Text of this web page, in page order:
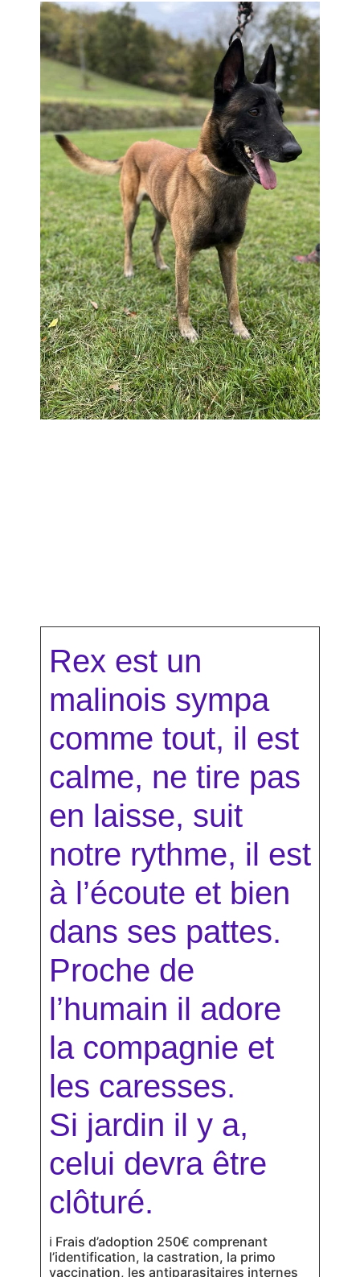
Rex est un
malinois sympa
comme tout, il est
calme, ne tire pas
en laisse, suit
notre rythme, il est
à l’écoute et bien
dans ses pattes.
Proche de
l’humain il adore
la compagnie et
les caresses.
Si jardin il y a,
celui devra être
clôturé.
ℹ Frais d’adoption 250€ comprenant
l’identification, la castration, la primo
vaccination, les antiparasitaires internes